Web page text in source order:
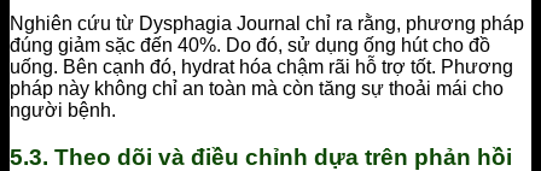
Nghiên cứu từ Dysphagia Journal chỉ ra rằng, phương pháp
đúng giảm sặc đến 40%. Do đó, sử dụng ống hút cho đồ
uống. Bên cạnh đó, hydrat hóa chậm rãi hỗ trợ tốt. Phương
pháp này không chỉ an toàn mà còn tăng sự thoải mái cho
người bệnh.
5.3. Theo dõi và điều chỉnh dựa trên phản hồi